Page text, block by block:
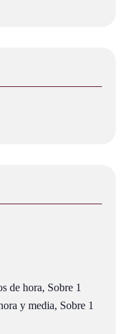
de hora, Sobre 1
y media, Sobre 1